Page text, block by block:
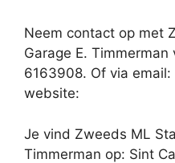
Neem contact op met
Garage E.
6163908. Of via email:
website:
Je vind Zweeds ML
Timmerman op: Sint